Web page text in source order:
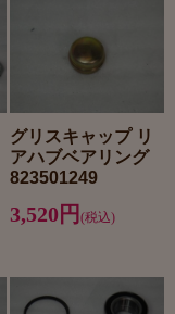
グリスキャップ リ
アハブベアリング
823501249
3,520円(税込)